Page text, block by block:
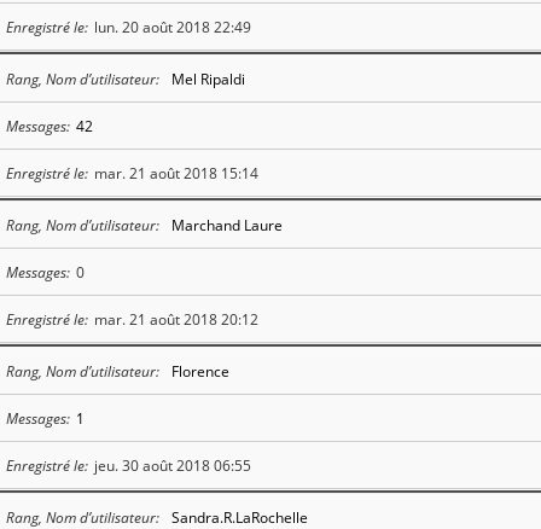
Enregistré le lun. 20 août 2018 22:49
Rang, Nom d’utilisateur Mel Ripaldi
Messages 42
Enregistré le mar. 21 août 2018 15:14
Rang, Nom d’utilisateur Marchand Laure
Messages 0
Enregistré le mar. 21 août 2018 20:12
Rang, Nom d’utilisateur Florence
Messages 1
Enregistré le jeu. 30 août 2018 06:55
Rang, Nom d’utilisateur Sandra.R.LaRochelle